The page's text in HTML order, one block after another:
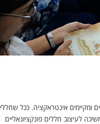
ומקיימים אינטראקציה. ככל שחללי
לעיצוב חללים פונקציונאליים